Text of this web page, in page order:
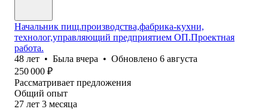
Начальник пищ.производства,фабрика-кухни,
технолог,управляющий предприятием ОП.Проектная
работа.
48 лет • Была вчера • Обновлено 6 августа
250 000 ₽
Рассматривает предложения
Общий опыт
27 лет 3 месяца